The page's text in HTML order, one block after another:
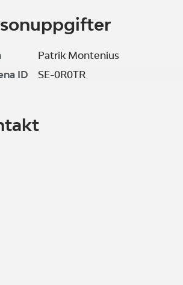
Patrik Montenius
ID
SE-0R0TR